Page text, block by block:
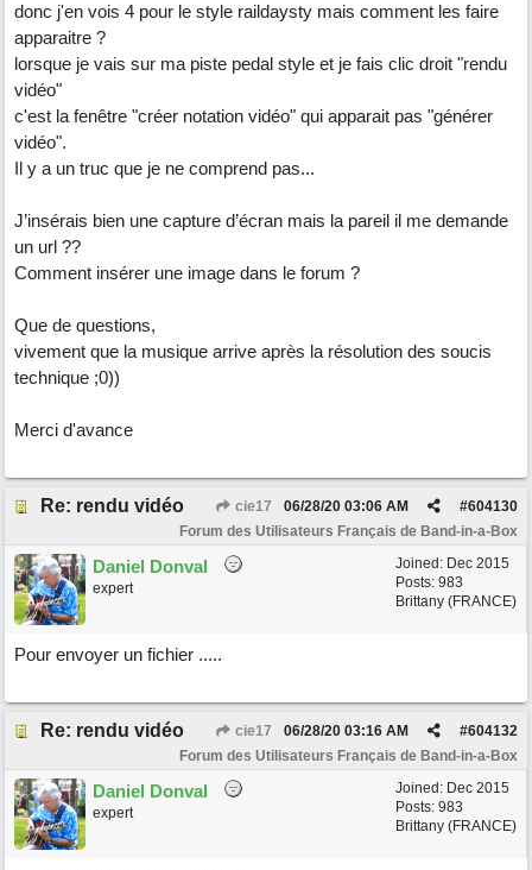
donc j'en vois 4 pour le style raildaysty mais comment les faire
apparaitre ?
lorsque je vais sur ma piste pedal style et je fais clic droit "rendu
vidéo"
c'est la fenêtre "créer notation vidéo" qui apparait pas "générer
vidéo".
Il y a un truc que je ne comprend pas...
J’insérais bien une capture d’écran mais la pareil il me demande
un url ??
Comment insérer une image dans le forum ?
Que de questions,
vivement que la musique arrive après la résolution des soucis
technique ;0))
Merci d'avance
Re: rendu vidéo cie17 #604130
06/28/20 03:06 AM
Forum des Utilisateurs Français de Band-in-a-Box
Joined: Dec 2015
Posts: 983
Brittany (FRANCE)
Daniel Donval
expert
Pour envoyer un fichier .....
Re: rendu vidéo cie17 #604132
06/28/20 03:16 AM
Forum des Utilisateurs Français de Band-in-a-Box
Joined: Dec 2015
Posts: 983
Brittany (FRANCE)
Daniel Donval
expert